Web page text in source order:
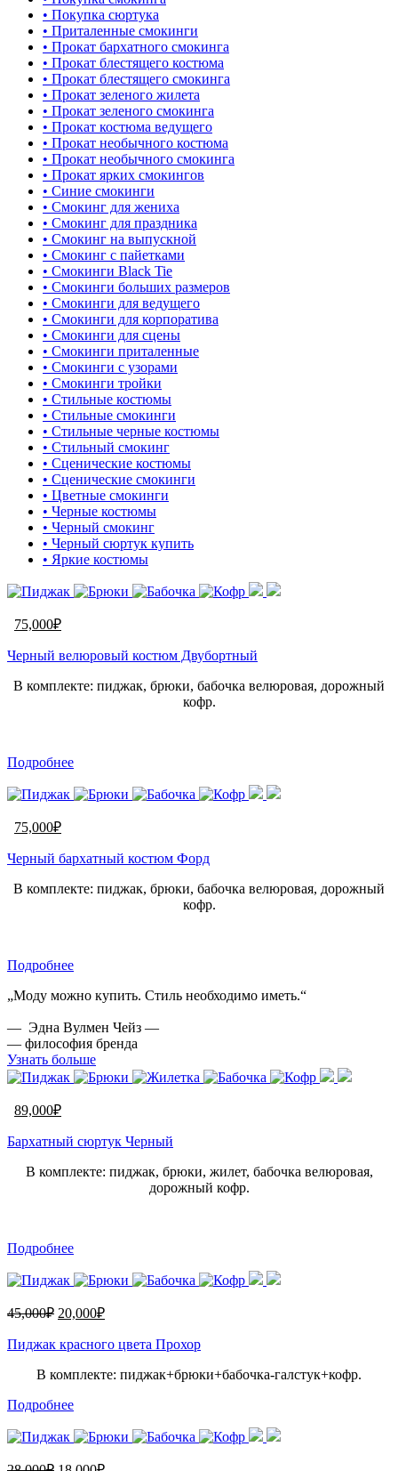
• Покупка сюртука
• Приталенные смокинги
• Прокат бархатного смокинга
• Прокат блестящего костюма
• Прокат блестящего смокинга
• Прокат зеленого жилета
• Прокат зеленого смокинга
• Прокат костюма ведущего
• Прокат необычного костюма
• Прокат необычного смокинга
• Прокат ярких смокингов
• Синие смокинги
• Смокинг для жениха
• Смокинг для праздника
• Смокинг на выпускной
• Смокинг с пайетками
• Смокинги Black Tie
• Смокинги больших размеров
• Смокинги для ведущего
• Смокинги для корпоратива
• Смокинги для сцены
• Смокинги приталенные
• Смокинги с узорами
• Смокинги тройки
• Стильные костюмы
• Стильные смокинги
• Стильные черные костюмы
• Стильный смокинг
• Сценические костюмы
• Сценические смокинги
• Цветные смокинги
• Черные костюмы
• Черный смокинг
• Черный сюртук купить
• Яркие костюмы
75,000₽
Черный велюровый костюм Двубортный
В комплекте: пиджак, брюки, бабочка велюровая, дорожный
кофр.
Подробнее
75,000₽
Черный бархатный костюм Форд
В комплекте: пиджак, брюки, бабочка велюровая, дорожный
кофр.
Подробнее
„Моду можно купить. Стиль необходимо иметь.“
— Эдна Вулмен Чейз —
— философия бренда
Узнать больше
89,000₽
Бархатный сюртук Черный
В комплекте: пиджак, брюки, жилет, бабочка велюровая,
дорожный кофр.
Подробнее
45,000₽ 20,000₽
Пиджак красного цвета Прохор
В комплекте: пиджак+брюки+бабочка-галстук+кофр.
Подробнее